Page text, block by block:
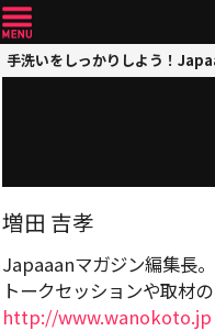
手洗いをしっかりしよう！
増田 吉孝
Japaaanマガジン編集長
トークセッションや取材
http://www.wanokoto.jp